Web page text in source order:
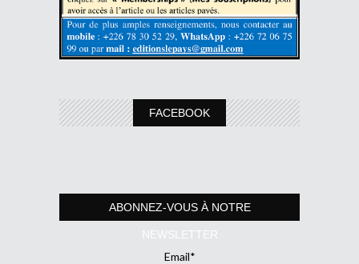
FACEBOOK
ABONNEZ-VOUS À NOTRE
NEWSLETTER
Email*